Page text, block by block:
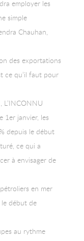
employer les
simple
Chauhan,
des exportations
ce qu’il faut pour
L’INCONNU
1er janvier, les
depuis le début
ce qui a
à envisager de
en mer
début de
au rythme